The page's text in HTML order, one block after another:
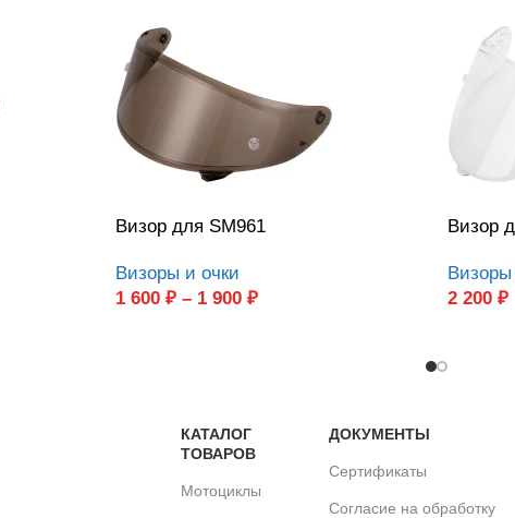
Визор для SM961
Визоры и очки
1 600 ₽ – 1 900 ₽
Визор
Визоры
2 200 ₽
КАТАЛОГ
ТОВАРОВ
Мотоциклы
ДОКУМЕНТЫ
Сертификаты
Согласие на обработку